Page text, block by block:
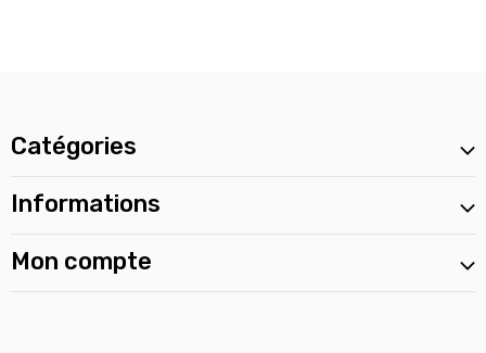
Catégories
Informations
Mon compte